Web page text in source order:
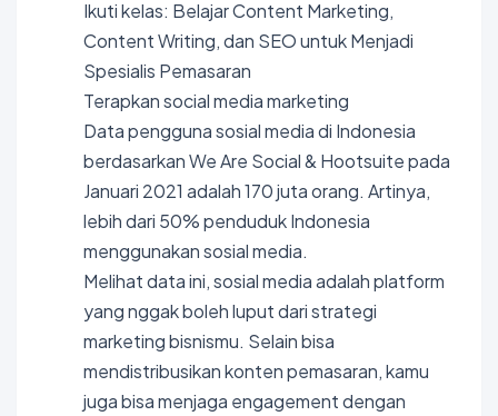
Ikuti kelas: Belajar Content Marketing,
Content Writing, dan SEO untuk Menjadi
Spesialis Pemasaran
Terapkan social media marketing
Data pengguna sosial media di Indonesia
berdasarkan We Are Social & Hootsuite pada
Januari 2021 adalah 170 juta orang. Artinya,
lebih dari 50% penduduk Indonesia
menggunakan sosial media.
Melihat data ini, sosial media adalah platform
yang nggak boleh luput dari strategi
marketing bisnismu. Selain bisa
mendistribusikan konten pemasaran, kamu
juga bisa menjaga engagement dengan